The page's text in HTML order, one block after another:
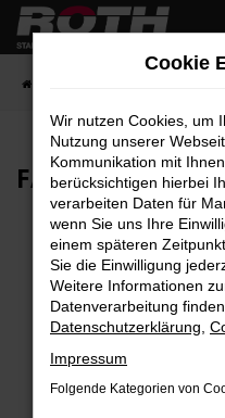
Zum
Hauptinhalt
FAHRZEUG-
Fehler:
Beim Laden ist ein
Hier sind ein paar
Überprüfe deine
Cookie
Wir nutzen Cookies, um
Nutzung unserer
Kommunikation mit
berücksichtigen hierbei
verarbeiten Daten für
wenn Sie uns Ihre
einem späteren
Sie die Einwilligung
Weitere Informationen
Datenverarbeitung
Datenschutzerklärung
Impressum
Folgende Kategorien von